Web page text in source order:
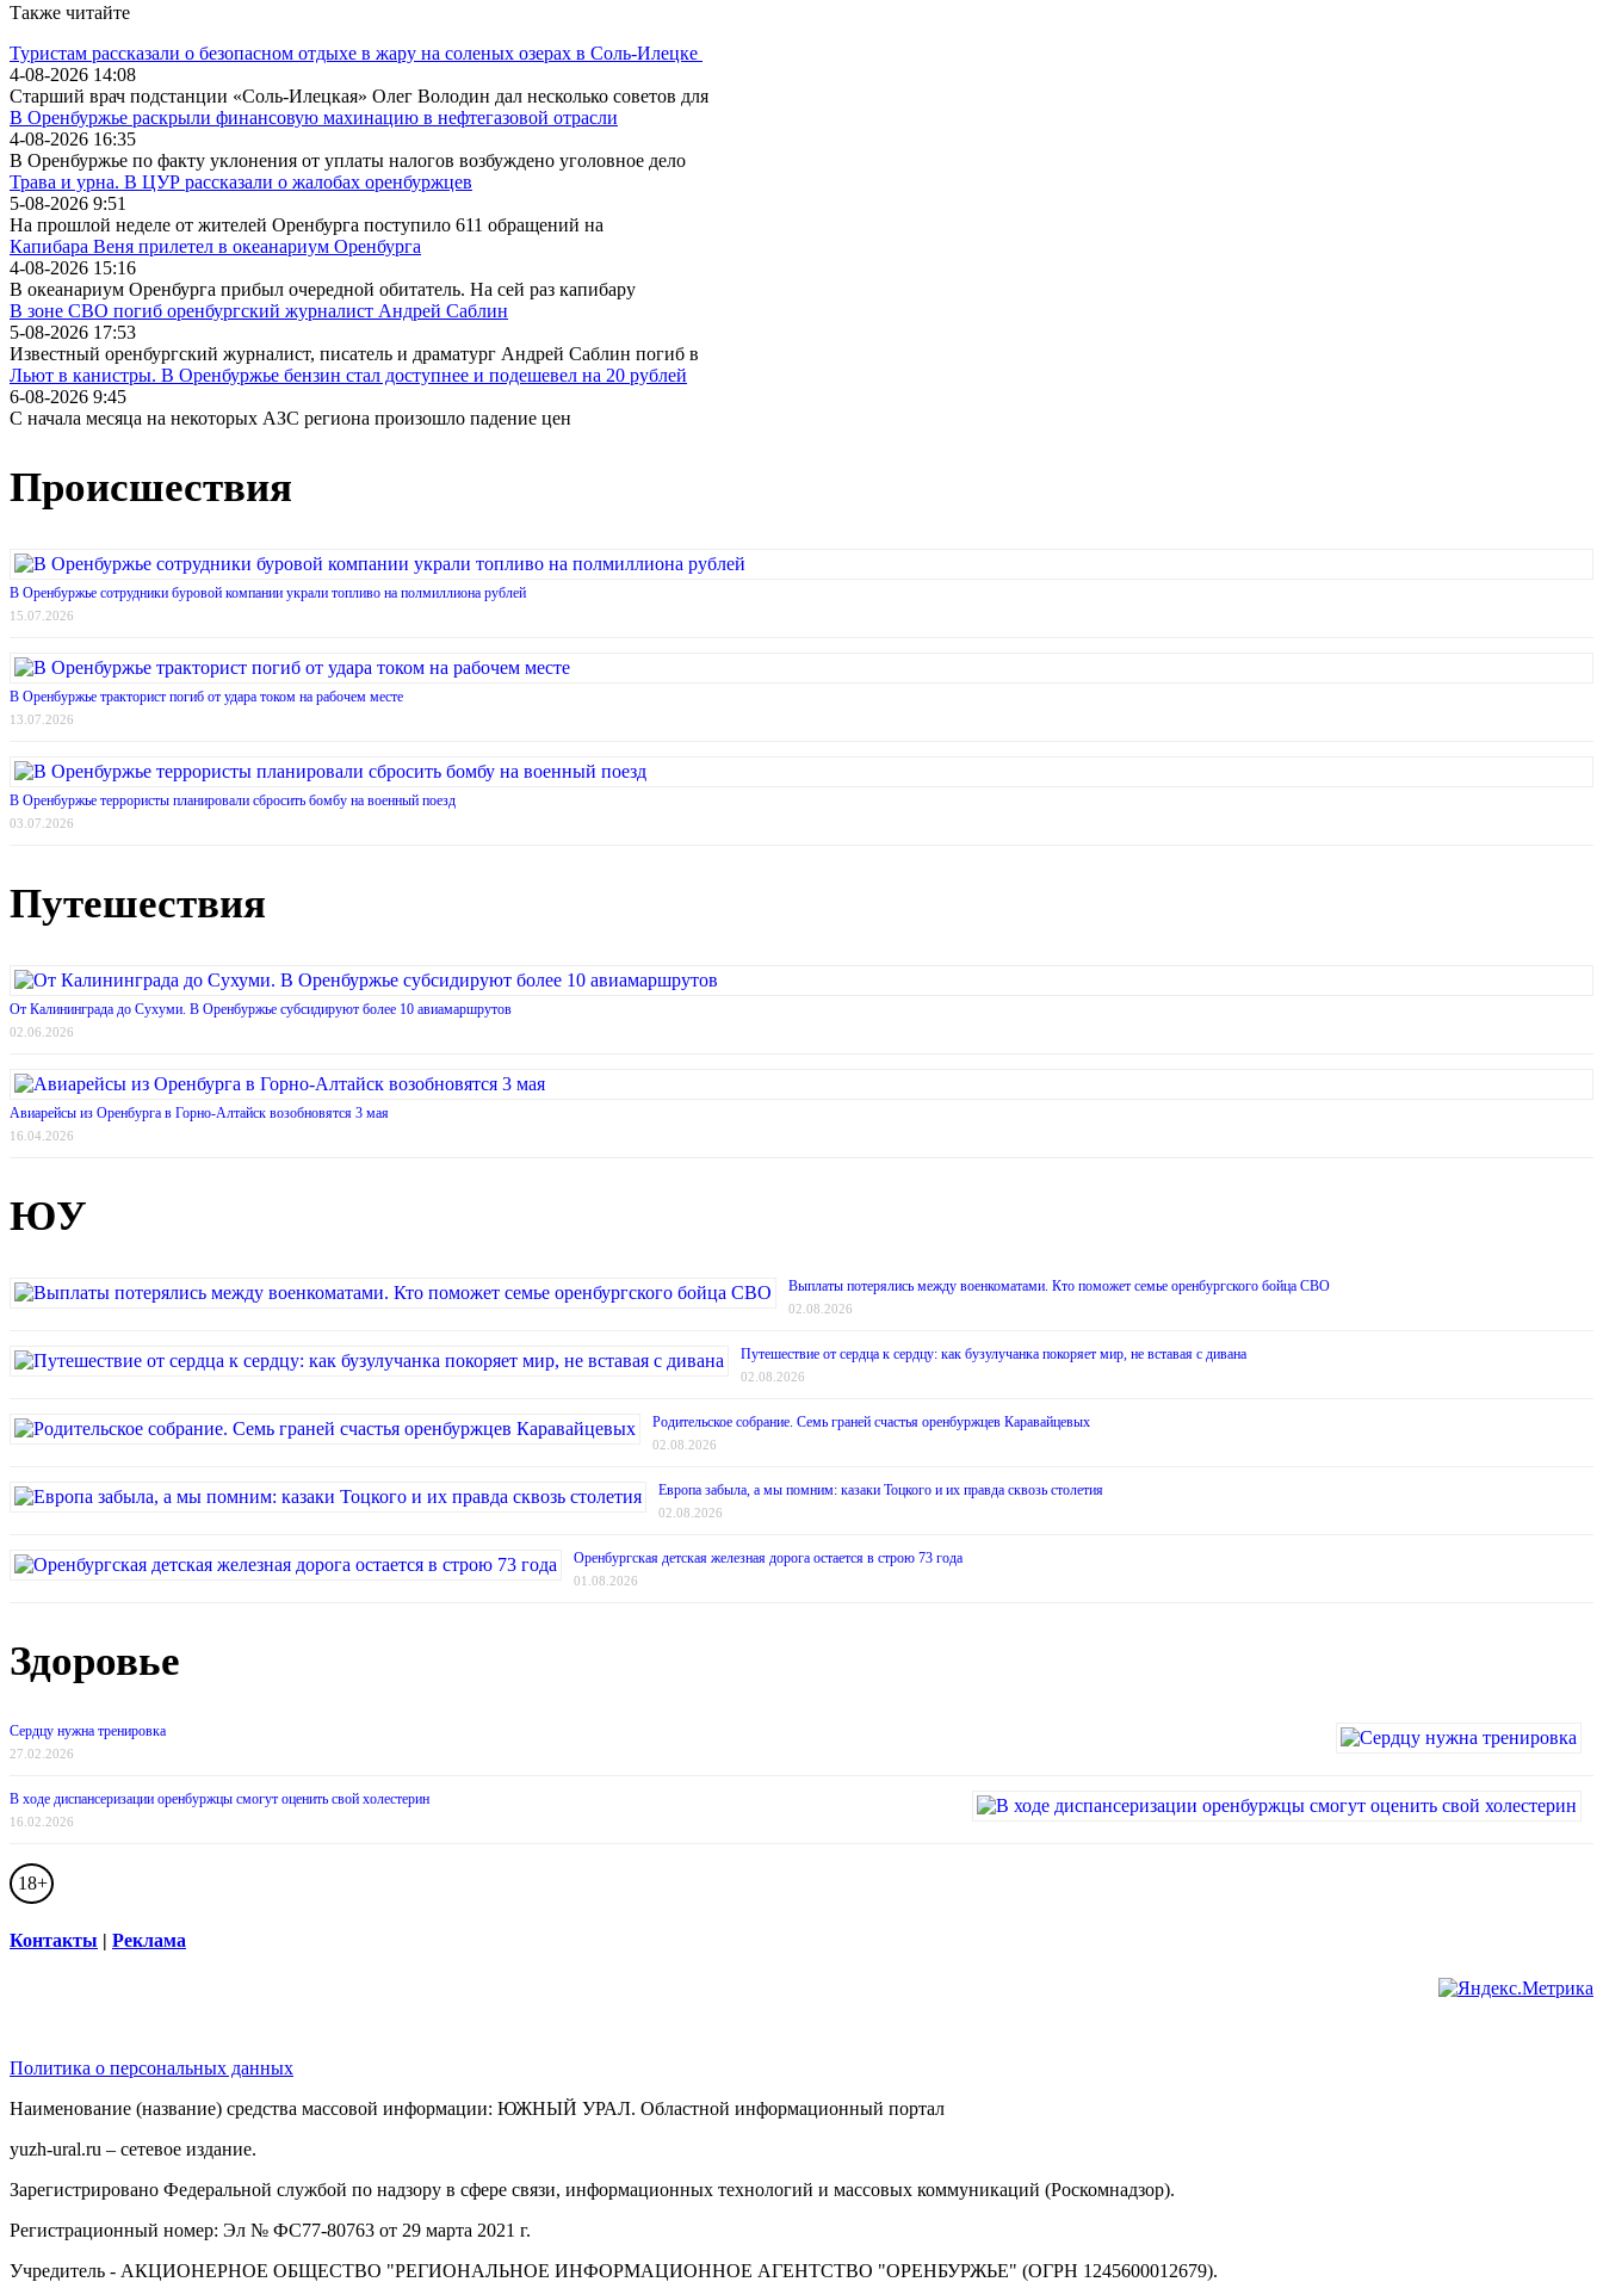
Также читайте
Туристам рассказали о безопасном отдыхе в жару на соленых озерах в Соль-Илецке
4-08-2026 14:08
Старший врач подстанции «Соль-Илецкая» Олег Володин дал несколько советов для
В Оренбуржье раскрыли финансовую махинацию в нефтегазовой отрасли
4-08-2026 16:35
В Оренбуржье по факту уклонения от уплаты налогов возбуждено уголовное дело
Трава и урна. В ЦУР рассказали о жалобах оренбуржцев
5-08-2026 9:51
На прошлой неделе от жителей Оренбурга поступило 611 обращений на
Капибара Веня прилетел в океанариум Оренбурга
4-08-2026 15:16
В океанариум Оренбурга прибыл очередной обитатель. На сей раз капибару
В зоне СВО погиб оренбургский журналист Андрей Саблин
5-08-2026 17:53
Известный оренбургский журналист, писатель и драматург Андрей Саблин погиб в
Льют в канистры. В Оренбуржье бензин стал доступнее и подешевел на 20 рублей
6-08-2026 9:45
С начала месяца на некоторых АЗС региона произошло падение цен
Происшествия
В Оренбуржье сотрудники буровой компании украли топливо на полмиллиона рублей
15.07.2026
В Оренбуржье тракторист погиб от удара током на рабочем месте
13.07.2026
В Оренбуржье террористы планировали сбросить бомбу на военный поезд
03.07.2026
Путешествия
От Калининграда до Сухуми. В Оренбуржье субсидируют более 10 авиамаршрутов
02.06.2026
Авиарейсы из Оренбурга в Горно-Алтайск возобновятся 3 мая
16.04.2026
ЮУ
Выплаты потерялись между военкоматами. Кто поможет семье оренбургского бойца СВО
02.08.2026
Путешествие от сердца к сердцу: как бузулучанка покоряет мир, не вставая с дивана
02.08.2026
Родительское собрание. Семь граней счастья оренбуржцев Каравайцевых
02.08.2026
Европа забыла, а мы помним: казаки Тоцкого и их правда сквозь столетия
02.08.2026
Оренбургская детская железная дорога остается в строю 73 года
01.08.2026
Здоровье
Сердцу нужна тренировка
27.02.2026
В ходе диспансеризации оренбуржцы смогут оценить свой холестерин
16.02.2026
18+
Контакты | Реклама
Политика о персональных данных
Наименование (название) средства массовой информации: ЮЖНЫЙ УРАЛ. Областной информационный портал
yuzh-ural.ru – сетевое издание.
Зарегистрировано Федеральной службой по надзору в сфере связи, информационных технологий и массовых коммуникаций (Роскомнадзор).
Регистрационный номер: Эл № ФС77-80763 от 29 марта 2021 г.
Учредитель - АКЦИОНЕРНОЕ ОБЩЕСТВО "РЕГИОНАЛЬНОЕ ИНФОРМАЦИОННОЕ АГЕНТСТВО "ОРЕНБУРЖЬЕ" (ОГРН 1245600012679).